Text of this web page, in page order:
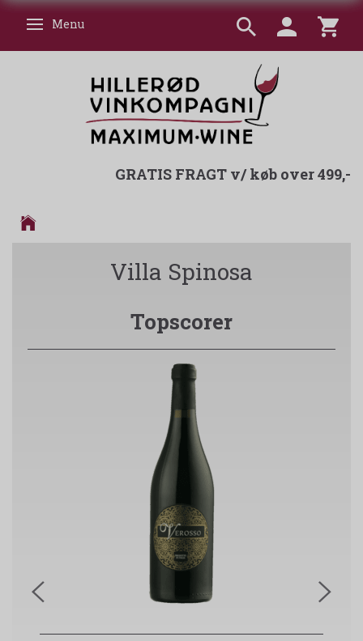
Skifte navigation
Menu
GRATIS FRAGT v/ køb over 499,-
Villa Spinosa
Topscorer